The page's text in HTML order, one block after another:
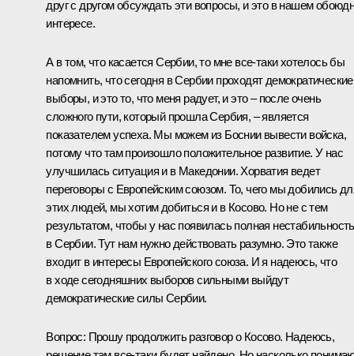
друг с другом обсуждать эти вопросы, и это в нашем
интересе.
А в том, что касается Сербии, то мне все‑таки хотелось бы
напомнить, что сегодня в Сербии проходят демократические
выборы, и это то, что меня радует, и это – после очень
сложного пути, который прошла Сербия, – является
показателем успеха. Мы можем из Боснии вывести войска,
потому что там произошло положительное развитие. У нас
улучшилась ситуация и в Македонии. Хорватия ведет
переговоры с Европейским союзом. То, чего мы добились
этих людей, мы хотим добиться и в Косово. Но не с тем
результатом, чтобы у нас появилась полная нестабильность
в Сербии. Тут нам нужно действовать разумно. Это также
входит в интересы Европейского союза. И я надеюсь, что
в ходе сегодняшних выборов сильными выйдут
демократические силы Сербии.
Вопрос: Прошу продолжить разговор о Косово. Надеюсь,